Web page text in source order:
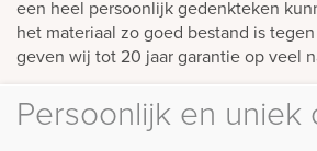
een heel persoonlijk gedenkteken
het materiaal zo goed bestand is
geven wij tot 20 jaar garantie op veel
Persoonlijk en uniek